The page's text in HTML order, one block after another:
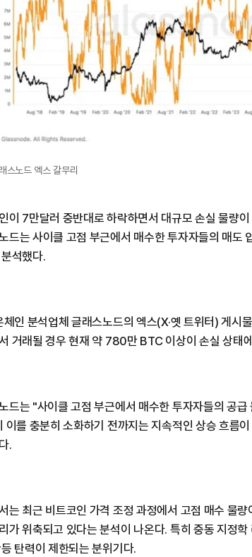
스노드 엑스 갈무리
이 7만달러 중반대로 하락하면서 대규모 손실 물량
드는 사이클 고점 부근에서 매수한 투자자들의 매도
석했다.
체인 분석업체 글래스노드의 엑스(X·옛 트위터) 게
거래될 경우 현재 약 780만 BTC 이상이 손실 상태
드는 "사이클 고점 부근에서 매수한 투자자들의 공급
이를 충분히 소화하기 전까지는 지속적인 상승 흐름
.
는 최근 비트코인 가격 조정 과정에서 고점 매수 물
가 위축되고 있다는 분석이 나온다. 특히 중동 지정
탄력이 제한되는 분위기다.